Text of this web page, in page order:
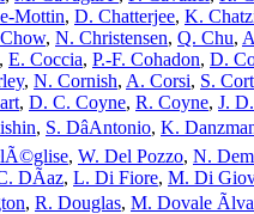
Mottin, D. Chatterjee, K.
, N. Christensen, Q. Chu,
, E. Coccia, P.-F. Cohadon, D.
, N. Cornish, A. Corsi, S.
, D. C. Coyne, R. Coyne, J.
, S. DâAntonio, K.
, W. Del Pozzo, N.
DÃ­az, L. Di Fiore, M. Di
, R. Douglas, M. Dovale